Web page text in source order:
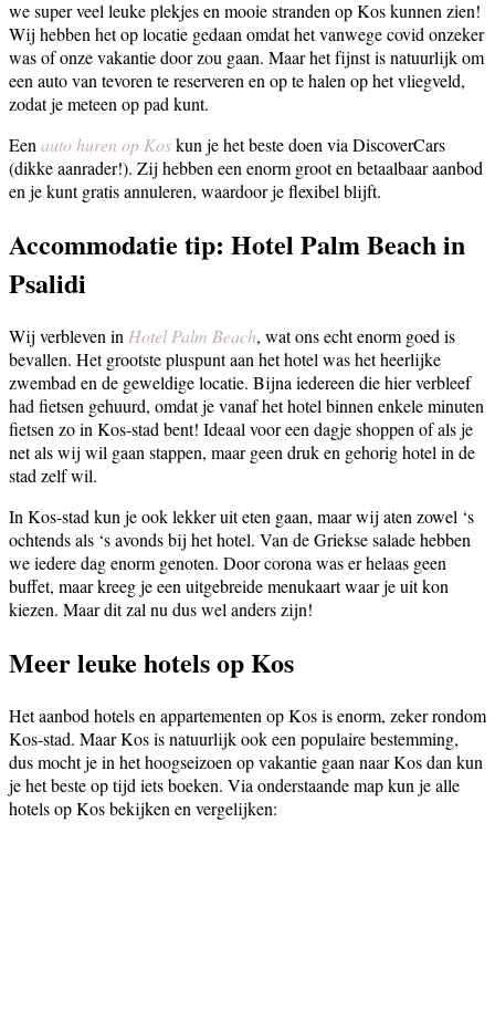
we super veel leuke plekjes en mooie stranden op Kos kunnen zien!
Wij hebben het op locatie gedaan omdat het vanwege covid onzeker
was of onze vakantie door zou gaan. Maar het fijnst is natuurlijk om
een auto van tevoren te reserveren en op te halen op het vliegveld,
zodat je meteen op pad kunt.
Eenauto huren op Koskun je het beste doen via DiscoverCars
(dikke aanrader!). Zij hebben een enorm groot en betaalbaar aanbod
en je kunt gratis annuleren, waardoor je flexibel blijft.
Accommodatie tip: Hotel Palm Beach in
Psalidi
Wij verbleven in Hotel Palm Beach, wat ons echt enorm goed is
bevallen. Het grootste pluspunt aan het hotel was het heerlijke
zwembad en de geweldige locatie. Bijna iedereen die hier verbleef
had fietsen gehuurd, omdat je vanaf het hotel binnen enkele minuten
fietsen zo in Kos-stad bent! Ideaal voor een dagje shoppen of als je
net als wij wil gaan stappen, maar geen druk en gehorig hotel in de
stad zelf wil.
In Kos-stad kun je ook lekker uit eten gaan, maar wij aten zowel ‘s
ochtends als ‘s avonds bij het hotel. Van de Griekse salade hebben
we iedere dag enorm genoten. Door corona was er helaas geen
buffet, maar kreeg je een uitgebreide menukaart waar je uit kon
kiezen. Maar dit zal nu dus wel anders zijn!
Meer leuke hotels op Kos
Het aanbod hotels en appartementen op Kos is enorm, zeker rondom
Kos-stad. Maar Kos is natuurlijk ook een populaire bestemming,
dus mocht je in het hoogseizoen op vakantie gaan naar Kos dan kun
je het beste op tijd iets boeken. Via onderstaande map kun je alle
hotels op Kos bekijken en vergelijken: